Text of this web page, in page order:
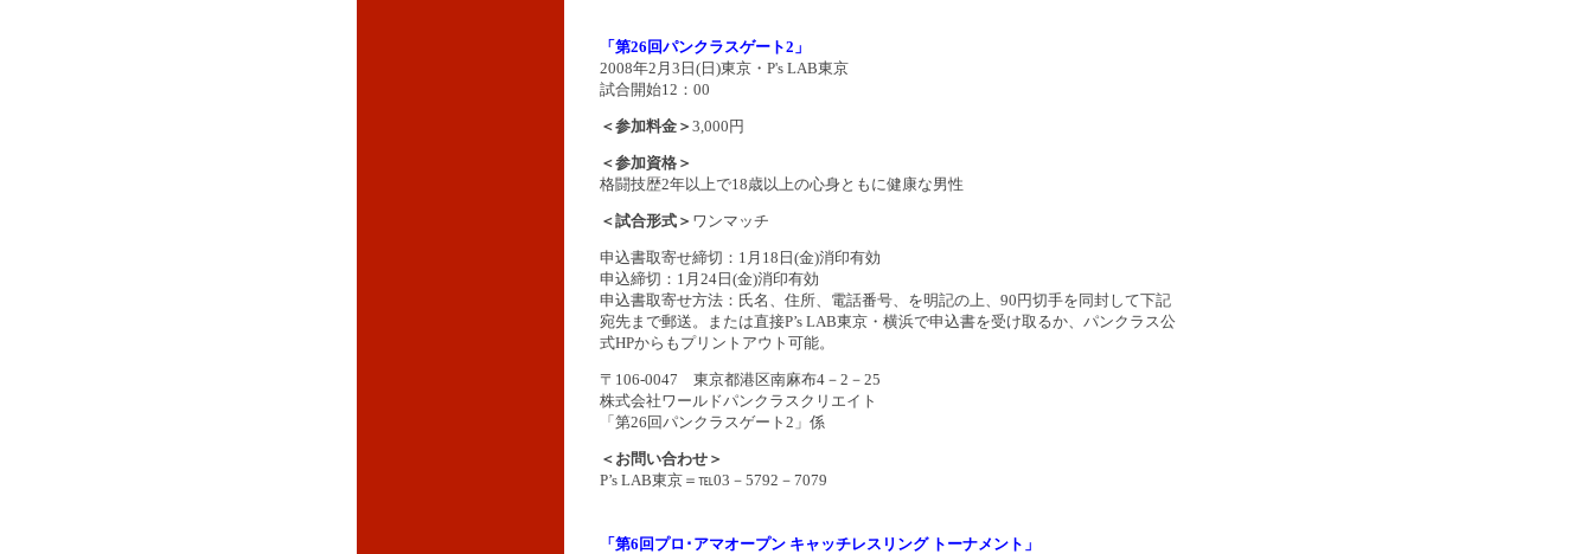
「第26回パンクラスゲート2」
2008年2月3日(日)東京・P's LAB東京
試合開始12：00
＜参加料金＞ 3,000円
＜参加資格＞
格闘技歴2年以上で18歳以上の心身ともに健康な男性
＜試合形式＞ ワンマッチ
申込書取寄せ締切：1月18日(金)消印有効
申込締切：1月24日(金)消印有効
申込書取寄せ方法：氏名、住所、電話番号、を明記の上、90円切手を同封して下記
宛先まで郵送。または直接P’s LAB東京・横浜で申込書を受け取るか、パンクラス公
式HPからもプリントアウト可能。
〒106-0047 東京都港区南麻布4－2－25
株式会社ワールドパンクラスクリエイト
「第26回パンクラスゲート2」係
＜お問い合わせ＞
P’s LAB東京＝℡03－5792－7079
「第6回プロ･アマオープン キャッチレスリング トーナメント」